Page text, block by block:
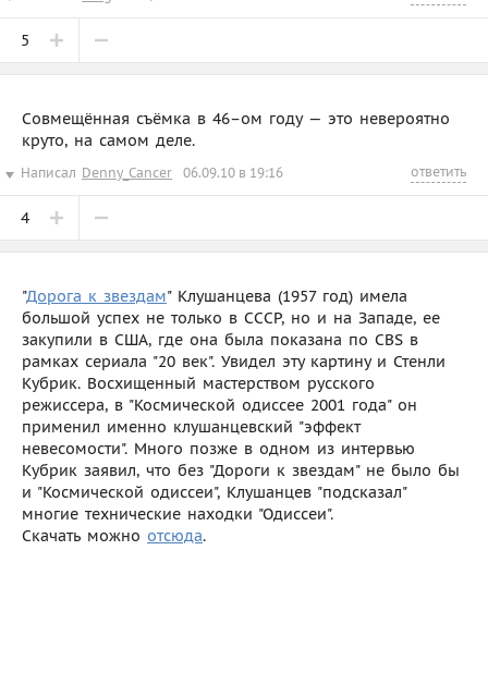
5
Совмещённая съёмка в 46–ом году — это невероятно
круто, на самом деле.
Написал Denny_Cancer 06.09.10 в 19:16 ответить
4
"Дорога к звездам" Клушанцева (1957 год) имела
большой успех не только в СССР, но и на Западе, ее
закупили в США, где она была показана по CBS в
рамках сериала "20 век". Увидел эту картину и Стенли
Кубрик. Восхищенный мастерством русского
режиссера, в "Космической одиссее 2001 года" он
применил именно клушанцевский "эффект
невесомости". Много позже в одном из интервью
Кубрик заявил, что без "Дороги к звездам" не было бы
и "Космической одиссеи", Клушанцев "подсказал"
многие технические находки "Одиссеи".
Скачать можно отсюда.